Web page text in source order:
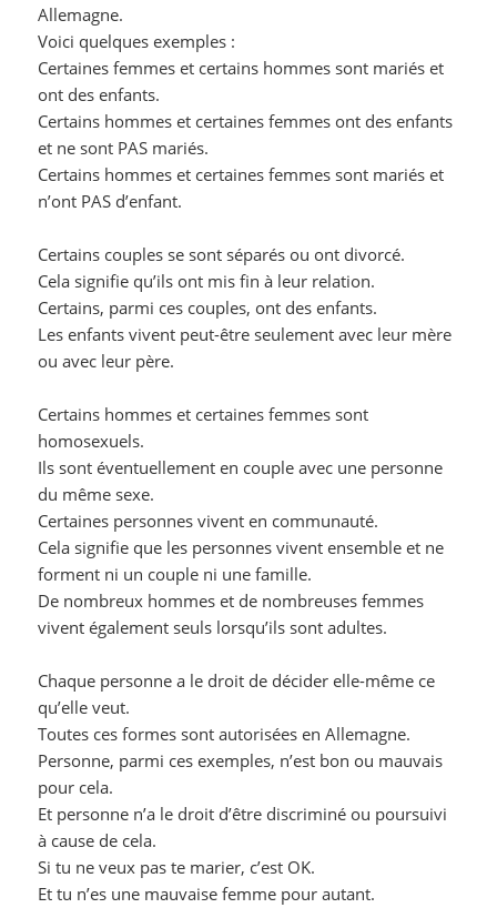
Allemagne.
Voici quelques exemples :
Certaines femmes et certains hommes sont mariés et
ont des enfants.
Certains hommes et certaines femmes ont des enfants
et ne sont PAS mariés.
Certains hommes et certaines femmes sont mariés et
n’ont PAS d’enfant.
Certains couples se sont séparés ou ont divorcé.
Cela signifie qu’ils ont mis fin à leur relation.
Certains, parmi ces couples, ont des enfants.
Les enfants vivent peut-être seulement avec leur mère
ou avec leur père.
Certains hommes et certaines femmes sont
homosexuels.
Ils sont éventuellement en couple avec une personne
du même sexe.
Certaines personnes vivent en communauté.
Cela signifie que les personnes vivent ensemble et ne
forment ni un couple ni une famille.
De nombreux hommes et de nombreuses femmes
vivent également seuls lorsqu’ils sont adultes.
Chaque personne a le droit de décider elle-même ce
qu’elle veut.
Toutes ces formes sont autorisées en Allemagne.
Personne, parmi ces exemples, n’est bon ou mauvais
pour cela.
Et personne n’a le droit d’être discriminé ou poursuivi
à cause de cela.
Si tu ne veux pas te marier, c’est OK.
Et tu n’es une mauvaise femme pour autant.